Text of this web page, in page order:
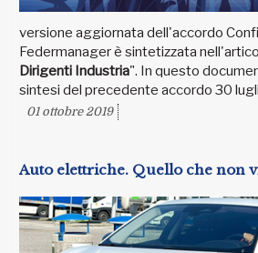
versione aggiornata dell'accordo
Federmanager è sintetizzata
Dirigenti Industria". In questo
sintesi del precedente accordo 30
01 ottobre 2019
Auto elettriche. Quello che non